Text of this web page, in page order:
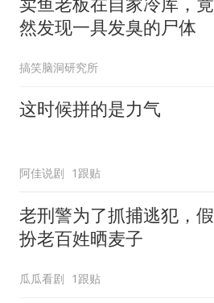
然发现一具发臭的尸体
搞笑脑洞研究所
这时候拼的是力气
阿佳说剧 1跟贴
老刑警为了抓捕逃犯，假
扮老百姓晒麦子
瓜瓜看剧 1跟贴